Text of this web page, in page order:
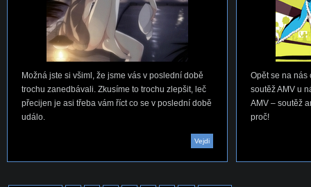
Možná jste si všiml, že jsme vás v poslední době
trochu zanedbávali. Zkusíme to trochu zlepšit, leč
přecijen je asi třeba vám říct co se v poslední době
událo.
Vejdi
Opět se na nás
soutěž AMV u
AMV – soutěž
proč!